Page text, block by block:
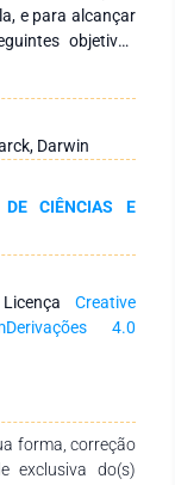
e para alcançar
objetivos
analisar
para a
natural e
as questões em
para alcançar
relevante e a
revelou
ao
nas teorias
mais
destacam a
assunto para
avanços futuros
Darwin
DE CIÊNCIAS E
Creative
4.0
forma, correção
exclusiva do(s)